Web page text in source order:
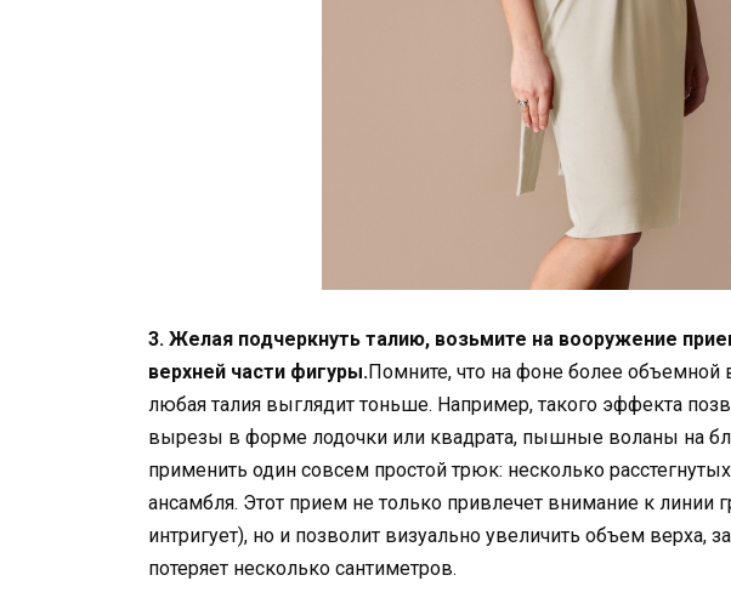
3. Желая подчеркнуть талию, возьмите на вооружение
верхней части фигуры.Помните, что на фоне более объемной
любая талия выглядит тоньше. Например, такого эффекта
вырезы в форме лодочки или квадрата, пышные воланы на
применить один совсем простой трюк: несколько
ансамбля. Этот прием не только привлечет внимание к линии
интригует), но и позволит визуально увеличить объем верха,
потеряет несколько сантиметров.